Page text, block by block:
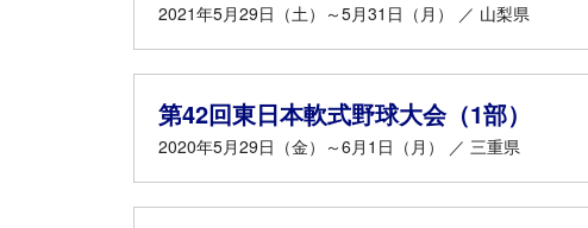
2021年5月29日（土）～5月31日（月） ／ 山梨県
第42回東日本軟式野球大会（1部）
2020年5月29日（金）～6月1日（月） ／ 三重県